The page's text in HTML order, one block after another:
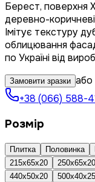
Берест, поверхня
деревно-
Імітує текстуру
облицювання
по Україні від
Замовити зразки або
+38 (066) 588-
Розмір
Плитка Половинка
215x65x20
250x65x20
440x50x20
500x40x25